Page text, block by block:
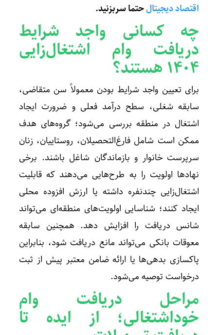
اقتصاد دیجیتالحتما سربزنید.
چه کسانی واجد شرایط
دریافت وام اشتغال‌زایی
۱۴۰۴ هستند؟
برای تعیین واجد شرایط بودن معمولاً سن متقاضی،
سابقه شغلی، سطح درآمد فعلی و ضرورت ایجاد
اشتغال در منطقه بررسی می‌شود؛ گروه‌های هدف
ممکن است شامل فارغ‌التحصیلان، روستاییان، زنان
سرپرست خانوار و بازماندگان شاغل باشند. برخی
نهادها اولویت را به طرح‌هایی می‌دهند که قابلیت
اشتغال‌زایی چندنفره داشته یا ارزش افزوده محلی
ایجاد کنند؛ شناسایی اولویت‌های منطقه‌ای می‌تواند
شانس دریافت را افزایش دهد. همچنین سابقه
معوقات بانکی می‌تواند مانع دریافت شود، بنابراین
پاکسازی بدهی‌ها یا ارائه ضامن معتبر پیش از ثبت
درخواست توصیه می‌شود.
مراحل دریافت وام
خوداشتغالی؛ از ایده تا